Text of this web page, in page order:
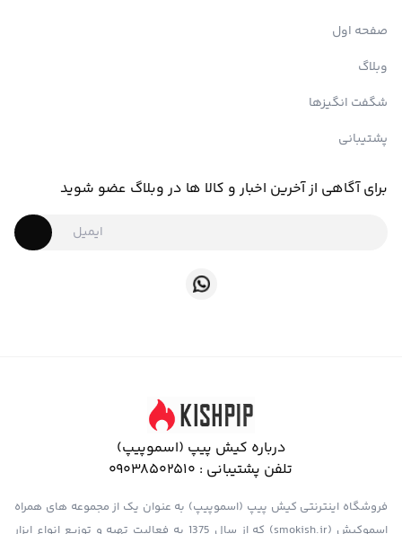
صفحه اول
وبلاگ
شگفت انگیزها
پشتیبانی
برای آگاهی از آخرین اخبار و کالا ها در وبلاگ عضو شوید
درباره کیش پیپ (اسموپیپ)
تلفن پشتیبانی : 09038502510
فروشگاه اینترنتی کیش پیپ (اسموپیپ) به عنوان یک از مجموعه های همراه
اسموکیش (smokish.ir) که از سال 1375 به فعالیت تهیه و توزیع انواع ابزار